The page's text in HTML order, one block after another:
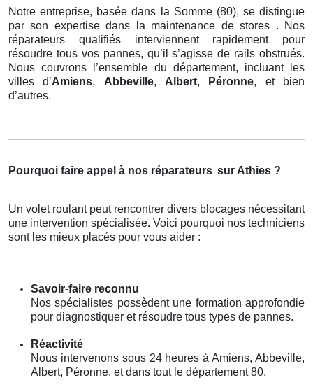
Notre entreprise, basée dans la Somme (80), se distingue
par son expertise dans la maintenance de stores . Nos
réparateurs qualifiés interviennent rapidement pour
résoudre tous vos pannes, qu’il s’agisse de rails obstrués.
Nous couvrons l’ensemble du département, incluant les
villes d’Amiens, Abbeville, Albert, Péronne, et bien
d’autres.
Pourquoi faire appel à nos réparateurs sur Athies ?
Un volet roulant peut rencontrer divers blocages nécessitant
une intervention spécialisée. Voici pourquoi nos techniciens
sont les mieux placés pour vous aider :
Savoir-faire reconnu
Nos spécialistes possèdent une formation approfondie
pour diagnostiquer et résoudre tous types de pannes.
Réactivité
Nous intervenons sous 24 heures à Amiens, Abbeville,
Albert, Péronne, et dans tout le département 80.